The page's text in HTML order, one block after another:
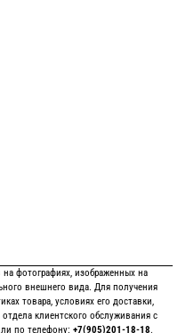
фотографиях, изображенных на
внешнего вида. Для получения
товара, условиях его доставки,
клиентского обслуживания с
по телефону: +7(905)201-18-18.